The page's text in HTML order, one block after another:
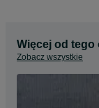
Więcej od tego
Zobacz wszystkie